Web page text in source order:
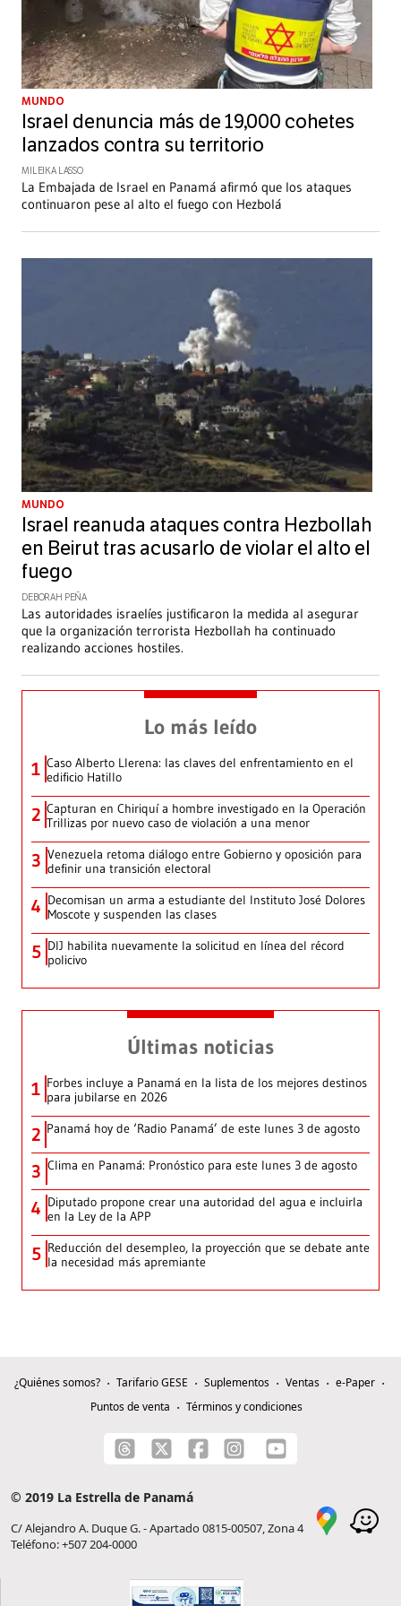
MUNDO
Israel denuncia más de 19,000 cohetes
lanzados contra su territorio
MILEIKA LASSO
La Embajada de Israel en Panamá afirmó que los ataques
continuaron pese al alto el fuego con Hezbolá
MUNDO
Israel reanuda ataques contra Hezbollah
en Beirut tras acusarlo de violar el alto el
fuego
DEBORAH PEÑA
Las autoridades israelíes justificaron la medida al asegurar
que la organización terrorista Hezbollah ha continuado
realizando acciones hostiles.
Lo más leído
1 Caso Alberto Llerena: las claves del enfrentamiento en el
edificio Hatillo
2 Capturan en Chiriquí a hombre investigado en la Operación
Trillizas por nuevo caso de violación a una menor
3 Venezuela retoma diálogo entre Gobierno y oposición para
definir una transición electoral
4 Decomisan un arma a estudiante del Instituto José Dolores
Moscote y suspenden las clases
5 DIJ habilita nuevamente la solicitud en línea del récord
policivo
Últimas noticias
1 Forbes incluye a Panamá en la lista de los mejores destinos
para jubilarse en 2026
2 Panamá hoy de ‘Radio Panamá’ de este lunes 3 de agosto
3 Clima en Panamá: Pronóstico para este lunes 3 de agosto
4 Diputado propone crear una autoridad del agua e incluirla
en la Ley de la APP
5 Reducción del desempleo, la proyección que se debate ante
la necesidad más apremiante
¿Quiénes somos? Tarifario GESE Suplementos Ventas
e-Paper
Puntos de venta
Términos y condiciones
© 2019 La Estrella de Panamá
C/ Alejandro A. Duque G. - Apartado 0815-00507, Zona 4
Teléfono: +507 204-0000